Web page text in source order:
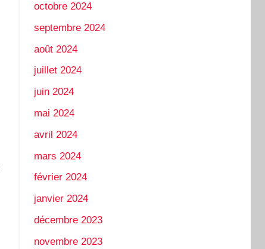
octobre 2024
septembre 2024
août 2024
juillet 2024
juin 2024
mai 2024
avril 2024
mars 2024
février 2024
janvier 2024
décembre 2023
novembre 2023